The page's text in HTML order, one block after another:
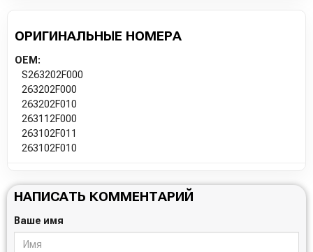
ОРИГИНАЛЬНЫЕ НОМЕРА
OEM:
S263202F000
263202F000
263202F010
263112F000
263102F011
263102F010
НАПИСАТЬ КОММЕНТАРИЙ
Ваше имя